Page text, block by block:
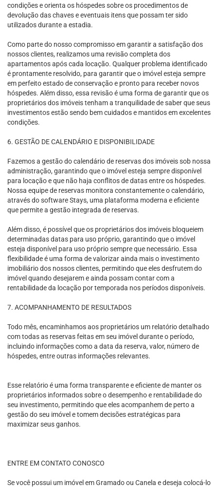
condições e orienta os hóspedes sobre os procedimentos de
devolução das chaves e eventuais itens que possam ter sido
utilizados durante a estadia.
Como parte do nosso compromisso em garantir a satisfação dos
nossos clientes, realizamos uma revisão completa dos
apartamentos após cada locação. Qualquer problema identificado
é prontamente resolvido, para garantir que o imóvel esteja sempre
em perfeito estado de conservação e pronto para receber novos
hóspedes. Além disso, essa revisão é uma forma de garantir que os
proprietários dos imóveis tenham a tranquilidade de saber que seus
investimentos estão sendo bem cuidados e mantidos em excelentes
condições.
6. GESTÃO DE CALENDÁRIO E DISPONIBILIDADE
Fazemos a gestão do calendário de reservas dos imóveis sob nossa
administração, garantindo que o imóvel esteja sempre disponível
para locação e que não haja conflitos de datas entre os hóspedes.
Nossa equipe de reservas monitora constantemente o calendário,
através do software Stays, uma plataforma moderna e eficiente
que permite a gestão integrada de reservas.
Além disso, é possível que os proprietários dos imóveis bloqueiem
determinadas datas para uso próprio, garantindo que o imóvel
esteja disponível para uso próprio sempre que necessário. Essa
flexibilidade é uma forma de valorizar ainda mais o investimento
imobiliário dos nossos clientes, permitindo que eles desfrutem do
imóvel quando desejarem e ainda possam contar com a
rentabilidade da locação por temporada nos períodos disponíveis.
7. ACOMPANHAMENTO DE RESULTADOS
Todo mês, encaminhamos aos proprietários um relatório detalhado
com todas as reservas feitas em seu imóvel durante o período,
incluindo informações como a data da reserva, valor, número de
hóspedes, entre outras informações relevantes.
Esse relatório é uma forma transparente e eficiente de manter os
proprietários informados sobre o desempenho e rentabilidade do
seu investimento, permitindo que eles acompanhem de perto a
gestão do seu imóvel e tomem decisões estratégicas para
maximizar seus ganhos.
ENTRE EM CONTATO CONOSCO
Se você possui um imóvel em Gramado ou Canela e deseja colocá-lo